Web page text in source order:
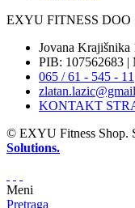
EXYU FITNESS DOO
Jovana Krajišnika
PIB: 107562683 |
065 / 61 - 545 - 11
KONTAKT
© EXYU Fitness Shop.
Solutions.
Meni
Pretraga